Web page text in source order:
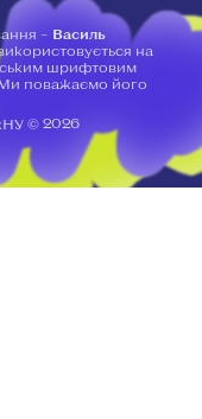
– Василь
на
шрифтовим
Ми поважаємо його
© 2026